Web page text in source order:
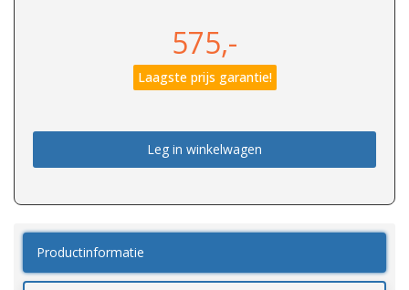
575,-
Laagste prijs garantie!
Leg in winkelwagen
Productinformatie